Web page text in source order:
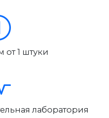
1 штуки
лаборатория